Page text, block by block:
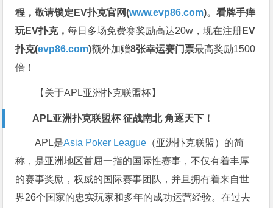
程，敬请锁定EV扑克官网(www.evp86.com)。看牌手痒
玩EV扑克，每日多场免费赛奖励高达20w，现在注册EV
扑克(evp86.com)额外加赠8张幸运赛门票最高奖励1500
倍！
【关于APL亚洲扑克联盟杯】
APL亚洲扑克联盟杯 征战南北 角逐天下！
APL是Asia Poker League （亚洲扑克联盟）的简
称，是亚洲地区首屈一指的国际性赛事，不仅有着丰厚
的赛事奖励，权威的国际赛事团队，并且拥有着来自世
界26个国家的忠实玩家和多年的成功运营经验。在过去